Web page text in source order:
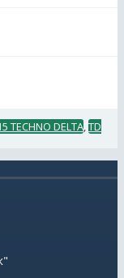
DELTA TD